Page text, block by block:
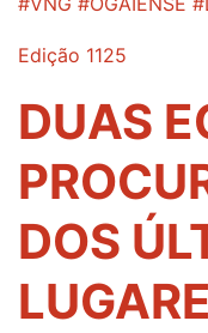
Edição 1125
DUAS
DOS